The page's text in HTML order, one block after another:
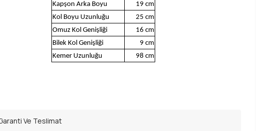
Kapşon Arka Boyu
19 cm
Kol Boyu Uzunluğu
25 cm
Omuz Kol Genişliği
16 cm
Bilek Kol Genişliği
9 cm
Kemer Uzunluğu
98 cm
Ve Teslimat